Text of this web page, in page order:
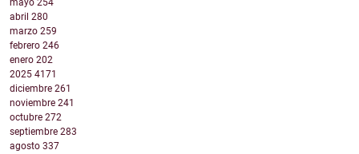
mayo 254
abril 280
marzo 259
febrero 246
enero 202
2025 4171
diciembre 261
noviembre 241
octubre 272
septiembre 283
agosto 337